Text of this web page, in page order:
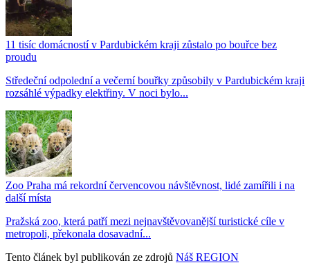
11 tisíc domácností v Pardubickém kraji zůstalo po bouřce bez
proudu
Středeční odpolední a večerní bouřky způsobily v Pardubickém kraji
rozsáhlé výpadky elektřiny. V noci bylo...
Zoo Praha má rekordní červencovou návštěvnost, lidé zamířili i na
další místa
Pražská zoo, která patří mezi nejnavštěvovanější turistické cíle v
metropoli, překonala dosavadní...
Tento článek byl publikován ze zdrojů Náš REGION